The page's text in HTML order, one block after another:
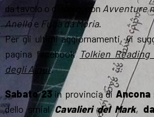
da tavolo o di ruolo, con Avventure
Anelloe Fuga da Moria.
Per gli ultimi aggiornamenti, vi
pagina facebook Tolkien
degli Ainur.
Sabato 23in provincia di Ancona
dello smialCavalieri del Mark,